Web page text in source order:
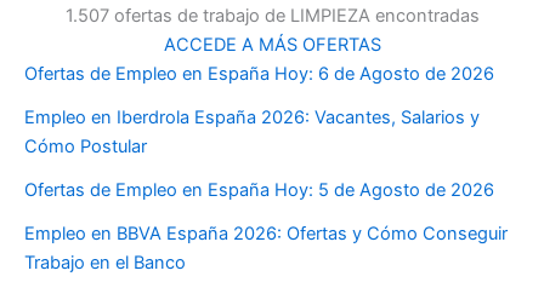
1.507 ofertas de trabajo de LIMPIEZA encontradas
ACCEDE A MÁS OFERTAS
Ofertas de Empleo en España Hoy: 6 de Agosto de 2026
Empleo en Iberdrola España 2026: Vacantes, Salarios y
Cómo Postular
Ofertas de Empleo en España Hoy: 5 de Agosto de 2026
Empleo en BBVA España 2026: Ofertas y Cómo Conseguir
Trabajo en el Banco